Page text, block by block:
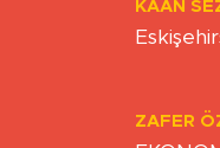
KAAN
ZAFER